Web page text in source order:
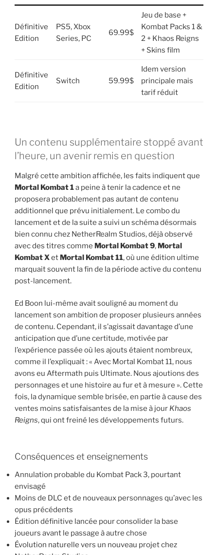
Définitive
Edition
PS5, Xbox
Series, PC
69.99$
Jeu de base +
Kombat Packs 1 &
2 + Khaos Reigns
+ Skins film
Définitive
Edition
Switch 59.99$
Idem version
principale mais
tarif réduit
Un contenu supplémentaire stoppé avant
l’heure, un avenir remis en question
Malgré cette ambition affichée, les faits indiquent que
Mortal Kombat 1a peine à tenir la cadence et ne
proposera probablement pas autant de contenu
additionnel que prévu initialement. Le combo du
lancement et de la suite a suivi un schéma désormais
bien connu chez NetherRealm Studios, déjà observé
avec des titres comme Mortal Kombat 9, Mortal
Kombat Xet Mortal Kombat 11, où une édition ultime
marquait souvent la fin de la période active du contenu
post-lancement.
Ed Boon lui-même avait souligné au moment du
lancement son ambition de proposer plusieurs années
de contenu. Cependant, il s’agissait davantage d’une
anticipation que d’une certitude, motivée par
l’expérience passée où les ajouts étaient nombreux,
comme il l’expliquait : « Avec Mortal Kombat 11, nous
avons eu Aftermath puis Ultimate. Nous ajoutions des
personnages et une histoire au fur et à mesure ». Cette
fois, la dynamique semble brisée, en partie à cause des
ventes moins satisfaisantes de la mise à jour Khaos
Reigns, qui ont freiné les développements futurs.
Conséquences et enseignements
Annulation probable du Kombat Pack 3, pourtant
envisagé
Moins de DLC et de nouveaux personnages qu’avec les
opus précédents
Édition définitive lancée pour consolider la base
joueurs avant le passage à autre chose
Évolution naturelle vers un nouveau projet chez